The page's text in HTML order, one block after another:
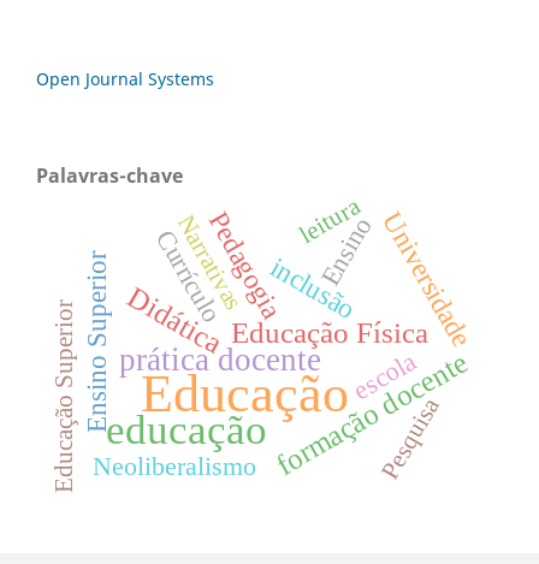
Open Journal Systems
Palavras-chave
Educação
educação
prática docenteformação docente
DidáticaEducação Física
Ensino Superior Pedagogia Universidade
inclusão
Currículo Ensino
escola
Neoliberalismo Pesquisa
leitura
Educação Superior
Narrativas